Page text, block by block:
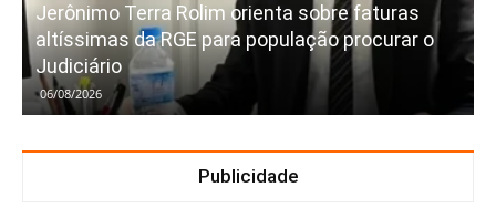
Jerônimo Terra Rolim orienta sobre faturas
altíssimas da RGE para população procurar o
Judiciário
06/08/2026
Publicidade